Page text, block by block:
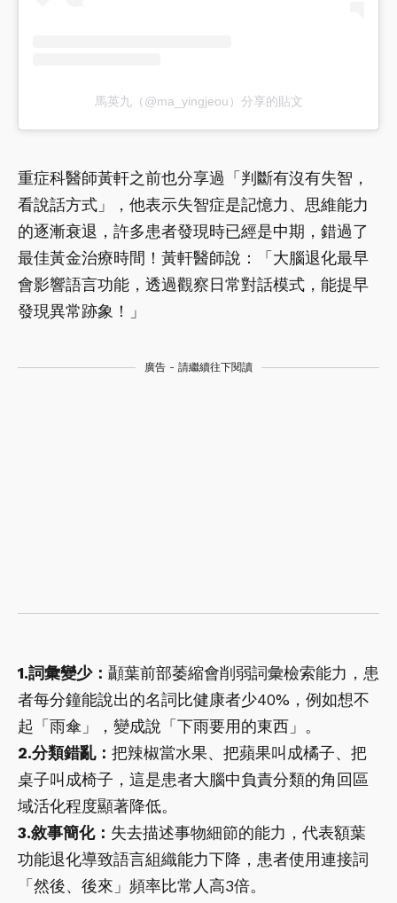
馬英九（@ma_yingjeou）分享的貼文
重症科醫師黃軒之前也分享過「判斷有沒有失智，
看說話方式」，他表示失智症是記憶力、思維能力
的逐漸衰退，許多患者發現時已經是中期，錯過了
最佳黃金治療時間！黃軒醫師說：「大腦退化最早
會影響語言功能，透過觀察日常對話模式，能提早
發現異常跡象！」
廣告 - 請繼續往下閱讀
1.詞彙變少： 顳葉前部萎縮會削弱詞彙檢索能力，患
者每分鐘能說出的名詞比健康者少40%，例如想不
起「雨傘」，變成說「下雨要用的東西」。
2.分類錯亂： 把辣椒當水果、把蘋果叫成橘子、把
桌子叫成椅子，這是患者大腦中負責分類的角回區
域活化程度顯著降低。
3.敘事簡化： 失去描述事物細節的能力，代表額葉
功能退化導致語言組織能力下降，患者使用連接詞
「然後、後來」頻率比常人高3倍。